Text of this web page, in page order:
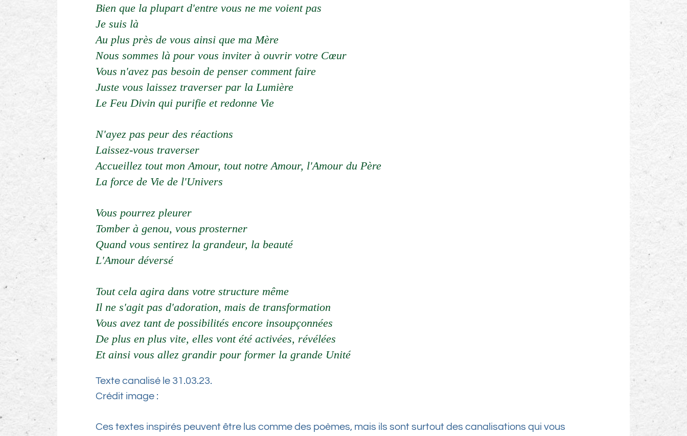
Bien que la plupart d'entre vous ne me voient pas
Je suis là
Au plus près de vous ainsi que ma Mère
Nous sommes là pour vous inviter à ouvrir votre Cœur
Vous n'avez pas besoin de penser comment faire
Juste vous laissez traverser par la Lumière
Le Feu Divin qui purifie et redonne Vie
N'ayez pas peur des réactions
Laissez-vous traverser
Accueillez tout mon Amour, tout notre Amour, l'Amour du Père
La force de Vie de l'Univers
Vous pourrez pleurer
Tomber à genou, vous prosterner
Quand vous sentirez la grandeur, la beauté
L'Amour déversé
Tout cela agira dans votre structure même
Il ne s'agit pas d'adoration, mais de transformation
Vous avez tant de possibilités encore insoupçonnées
De plus en plus vite, elles vont été activées, révélées
Et ainsi vous allez grandir pour former la grande Unité
Texte canalisé le 31.03.23.
Crédit image :
Ces textes inspirés peuvent être lus comme des poèmes, mais ils sont surtout des canalisations qui vous